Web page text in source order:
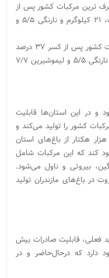
ترین مرکبات کشور پس از
کسر ۳۷ درصد ضایعات و یک درصد صادرات، ۲۱ کیلوگرم و نارنگی ۵/۵ و
پرتقال در ایران به‌عنوان پرمصرف‌ترین مرکبات کشور پس از کسر ۳۷ درصد
ضایعات و یک درصد صادرات، ۲۱ کیلوگرم و نارنگی ۵/۵ و لیموشیرین ۷/۷
و در این استان‌ها قابلیت
استان مازندران ۴۷ درصد مرکبات کشور را تولید می‌کند و
با تولید ۲ میلیون و ۲۰۰ هزار تن در ۱۱۲ هزار هکتار از باغ‌های استان
کند که این مرکبات شامل
بیروتی و ناول می‌شود.
در باغ‌های مازندران تولید
فعلی، قابلیت صادرات بیش
دارد که درحال‌حاضر و در